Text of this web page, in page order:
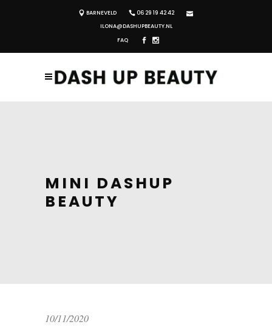
BARNEVELD
06 29 19 42 42
ILONA@DASHUPBEAUTY.NL
FAQ
MINI DASHUP
BEAUTY
10/11/2020